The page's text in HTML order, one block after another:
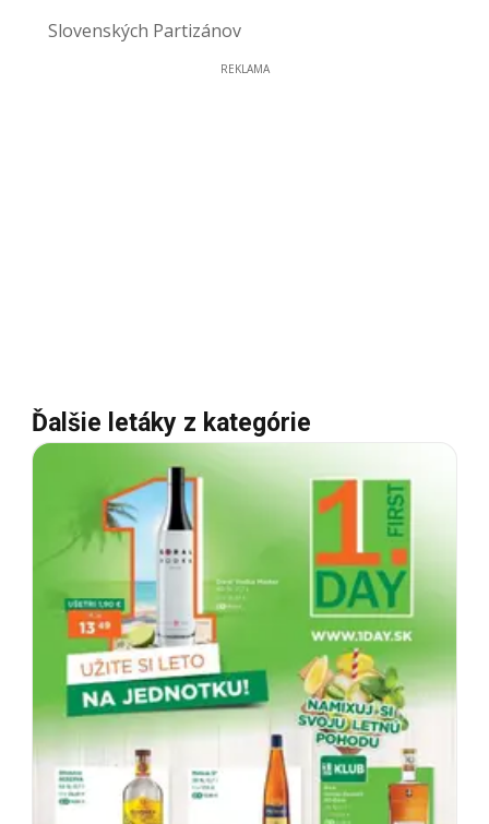
Slovenských Partizánov
REKLAMA
Ďalšie letáky z kategórie